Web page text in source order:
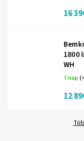
16
1800
WH
7 nap
12